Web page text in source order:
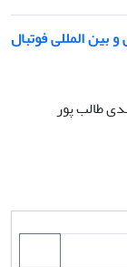
المللی فوتبال
طالب پور